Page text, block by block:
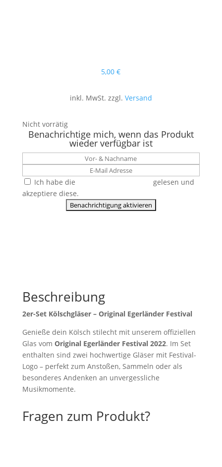
5,00€
inkl. MwSt. zzgl. Versand
Nicht vorrätig
Benachrichtige mich, wenn das Produkt
wieder verfügbar ist
Ich habe die
gelesen und
akzeptiere diese.
Beschreibung
2er-Set Kölschgläser – Original Egerländer Festival
Genieße dein Kölsch stilecht mit unserem offiziellen
Glas vom Original Egerländer Festival 2022. Im Set
enthalten sind zwei hochwertige Gläser mit Festival-
Logo – perfekt zum Anstoßen, Sammeln oder als
besonderes Andenken an unvergessliche
Musikmomente.
Fragen zum Produkt?